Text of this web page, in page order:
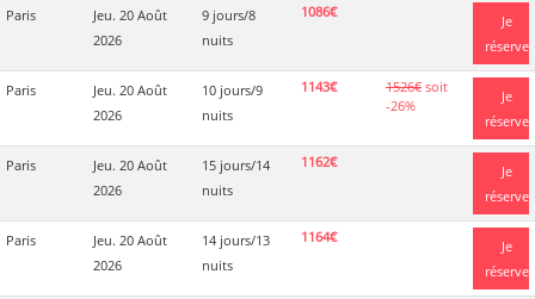
Paris
Jeu. 20 Août
2026
9 jours/8
nuits
1086€
Je
réserve
Paris
Jeu. 20 Août
2026
10 jours/9
nuits
1143€ 1526€ soit
-26%
Je
réserve
Paris
Jeu. 20 Août
2026
15 jours/14
nuits
1162€
Je
réserve
Paris
Jeu. 20 Août
2026
14 jours/13
nuits
1164€
Je
réserve